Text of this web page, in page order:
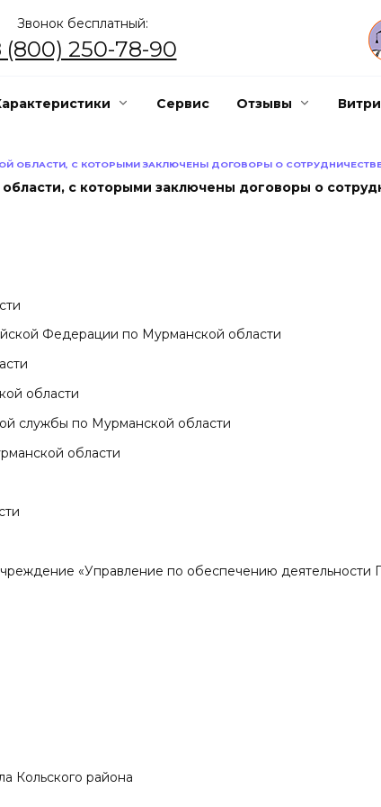
Звонок бесплатный:
(800) 250-78-90
Сервис Отзывы
ОБЛАСТИ, С КОТОРЫМИ ЗАКЛЮЧЕНЫ ДОГОВОРЫ О
с которыми заключены договоры о
Федерации по Мурманской области
области
службы по Мурманской области
области
«Управление по обеспечению деятельности
Кольского района